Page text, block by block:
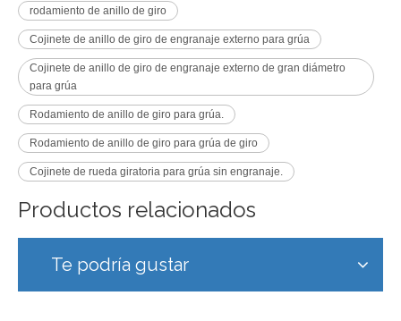
rodamiento de anillo de giro
Cojinete de anillo de giro de engranaje externo para grúa
Cojinete de anillo de giro de engranaje externo de gran diámetro
para grúa
Rodamiento de anillo de giro para grúa.
Rodamiento de anillo de giro para grúa de giro
Cojinete de rueda giratoria para grúa sin engranaje.
Productos relacionados
Te podría gustar